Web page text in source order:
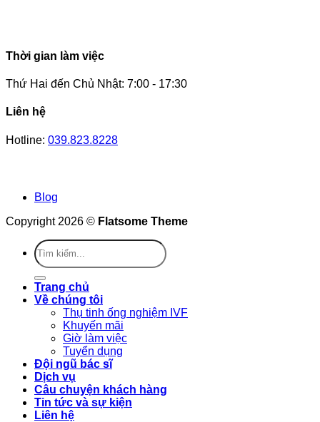
Thời gian làm việc
Thứ Hai đến Chủ Nhật: 7:00 - 17:30
Liên hệ
Hotline: 039.823.8228
Blog
Copyright 2026 © Flatsome Theme
Trang chủ
Về chúng tôi
Thụ tinh ống nghiệm IVF
Khuyến mãi
Giờ làm việc
Tuyển dụng
Đội ngũ bác sĩ
Dịch vụ
Câu chuyện khách hàng
Tin tức và sự kiện
Liên hệ